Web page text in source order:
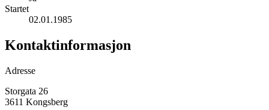
Startet
02.01.1985
Kontaktinformasjon
Adresse
Storgata 26
3611 Kongsberg